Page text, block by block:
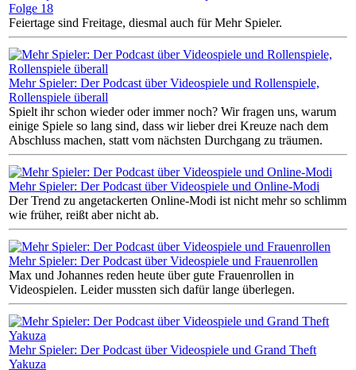
Folge 18
Feiertage sind Freitage, diesmal auch für Mehr Spieler.
Mehr Spieler: Der Podcast über Videospiele und Rollenspiele,
Rollenspiele überall
Spielt ihr schon wieder oder immer noch? Wir fragen uns, warum
einige Spiele so lang sind, dass wir lieber drei Kreuze nach dem
Abschluss machen, statt vom nächsten Durchgang zu träumen.
Mehr Spieler: Der Podcast über Videospiele und Online-Modi
Der Trend zu angetackerten Online-Modi ist nicht mehr so schlimm
wie früher, reißt aber nicht ab.
Mehr Spieler: Der Podcast über Videospiele und Frauenrollen
Max und Johannes reden heute über gute Frauenrollen in
Videospielen. Leider mussten sich dafür lange überlegen.
Mehr Spieler: Der Podcast über Videospiele und Grand Theft
Yakuza